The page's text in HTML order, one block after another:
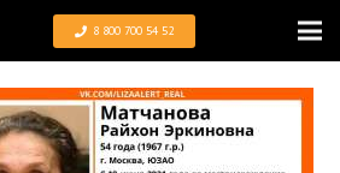
8 800 700 54 52